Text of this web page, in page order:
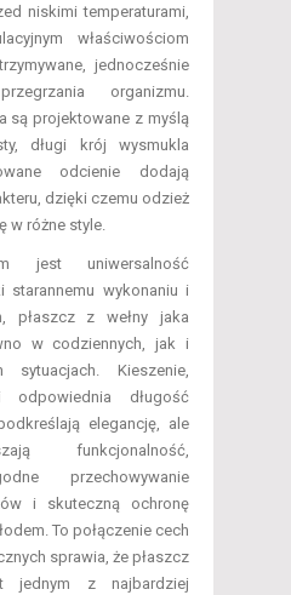
niskimi temperaturami,
właściwościom
jednocześnie
organizmu.
są projektowane z myślą
długi krój wysmukla
odcienie dodają
dzięki czemu odzież
w różne style.
jest uniwersalność
starannemu wykonaniu i
płaszcz z wełny jaka
w codziennych, jak i
sytuacjach. Kieszenie,
odpowiednia długość
elegancję, ale
funkcjonalność,
przechowywanie
i skuteczną ochronę
To połączenie cech
sprawia, że płaszcz
jednym z najbardziej